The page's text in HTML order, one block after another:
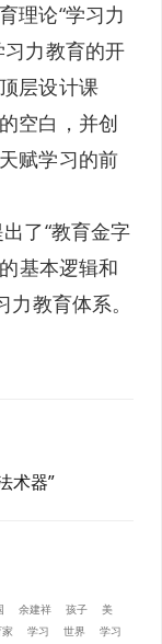
理论“学习力
力教育的开
层设计课
空白，并创
赋学习的前
了“教育金字
基本逻辑和
教育体系。
术器”
余建祥 孩子
美
学习 世界
学习